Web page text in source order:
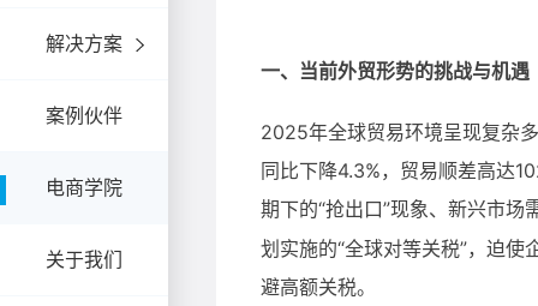
解决方案
案例伙伴
电商学院
关于我们